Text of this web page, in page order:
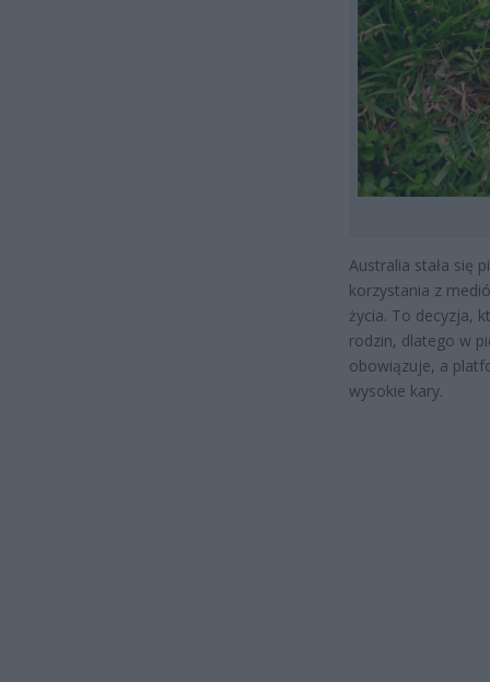
Australia stała się
korzystania z
życia. To decyzja,
rodzin, dlatego w
obowiązuje, a
wysokie kary.